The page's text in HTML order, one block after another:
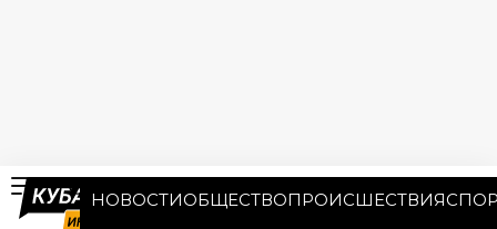
НОВОСТИОБЩЕСТВОПРОИСШЕСТВИЯ